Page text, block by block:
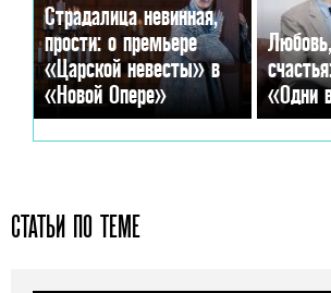
Страдалица невинная,
прости: о премьере
«Царской невесты» в
«Новой Опере»
«Одни
СТАТЬИ ПО ТЕМЕ